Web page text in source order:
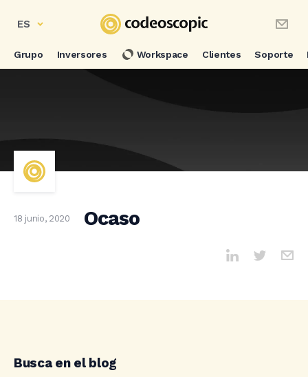
ES
Grupo Inversores Workspace Clientes Soporte
18 junio, 2020 Ocaso
Busca en el blog